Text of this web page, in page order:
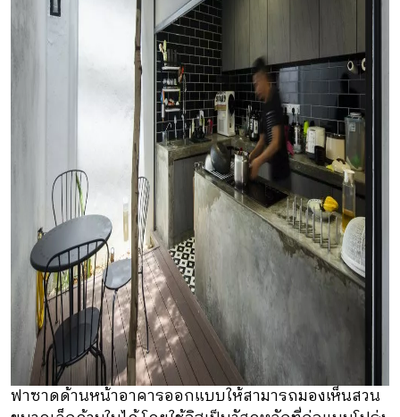
ฟาซาดด้านหน้าอาคารออกแบบให้สามารถมองเห็นสวน